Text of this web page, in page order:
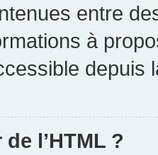
entre
à
depuis
l’HTML ?